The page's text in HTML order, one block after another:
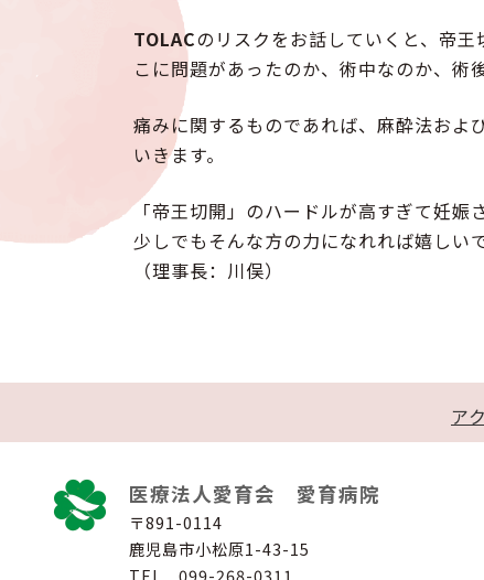
TOLACのリスクをお話していくと、帝
こに問題があったのか、術中なのか、術
痛みに関するものであれば、麻酔法およ
いきます。
「帝王切開」のハードルが高すぎて妊娠
少しでもそんな方の力になれれば嬉しいで
（理事長：川俣）
ア
医療法人愛育会 愛育病院
〒891-0114
鹿児島市小松原1-43-15